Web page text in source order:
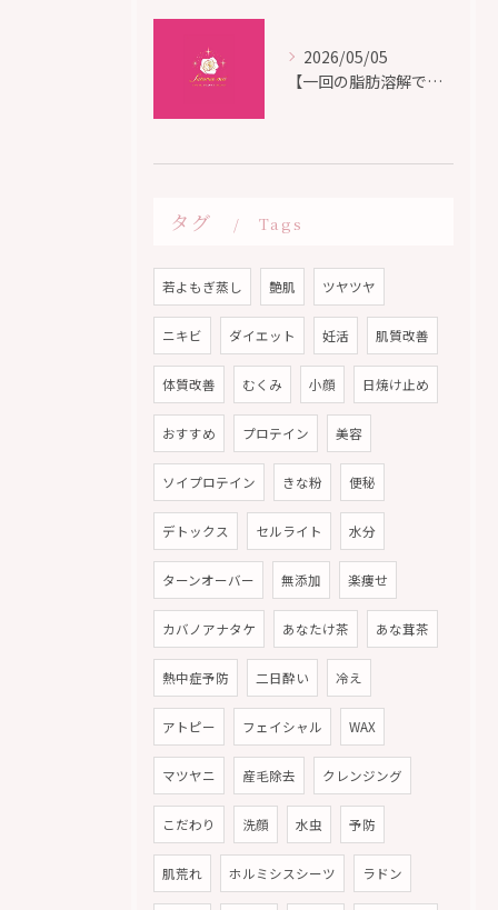
2026/05/05
【一回の脂肪溶解で即効】痩身効果
タグ Tags
若よもぎ蒸し 艶肌 ツヤツヤ
ニキビ ダイエット 妊活 肌質改善
体質改善 むくみ 小顔 日焼け止め
おすすめ プロテイン 美容
ソイプロテイン きな粉 便秘
デトックス セルライト 水分
ターンオーバー 無添加 楽痩せ
カバノアナタケ あなたけ茶 あな茸茶
熱中症予防 二日酔い 冷え
アトピー フェイシャル WAX
マツヤニ 産毛除去 クレンジング
こだわり 洗顔 水虫 予防
肌荒れ ホルミシスシーツ ラドン